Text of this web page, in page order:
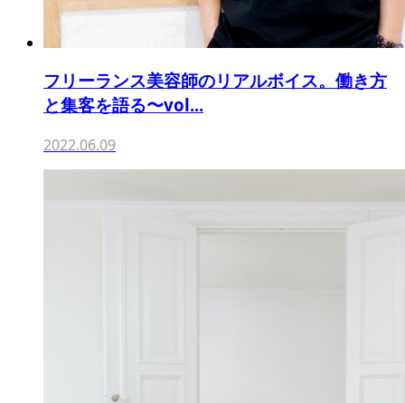
フリーランス美容師のリアルボイス。働き方
と集客を語る〜vol...
2022.06.09